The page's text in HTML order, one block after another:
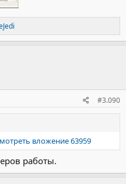
#3.090
вложение 63959
работы.